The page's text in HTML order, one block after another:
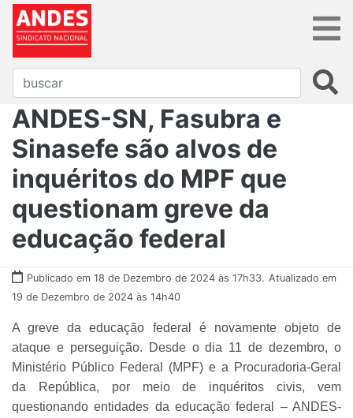
ANDES-SN, Fasubra e
Sinasefe são alvos de
inquéritos do MPF que
questionam greve da
educação federal
Publicado em 18 de Dezembro de 2024 às 17h33. Atualizado em
19 de Dezembro de 2024 às 14h40
A greve da educação federal é novamente objeto de
ataque e perseguição. Desde o dia 11 de dezembro, o
Ministério Público Federal (MPF) e a Procuradoria-Geral
da República, por meio de inquéritos civis, vem
questionando entidades da educação federal – ANDES-